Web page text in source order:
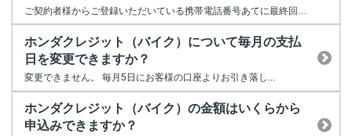
ご契約者様からご登録いただいている携帯電話番号あてに最終回の8か...
ホンダクレジット（バイク）について毎月の支払
日を変更できますか？
変更できません。 毎月5日にお客様の口座よりお引き落し...
ホンダクレジット（バイク）の金額はいくらから
申込みできますか？